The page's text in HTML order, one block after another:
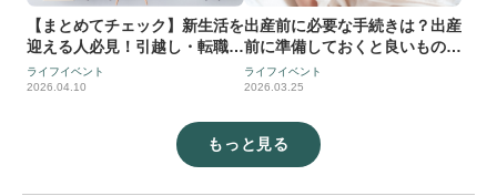
【まとめてチェック】新生活を
迎える人必見！引越し・転職や
就職をした際にやることリスト
ライフイベント
2026.04.10
出産前に必要な手続きは？出産
前に準備しておくと良いものに
ついても解説
ライフイベント
2026.03.25
もっと見る